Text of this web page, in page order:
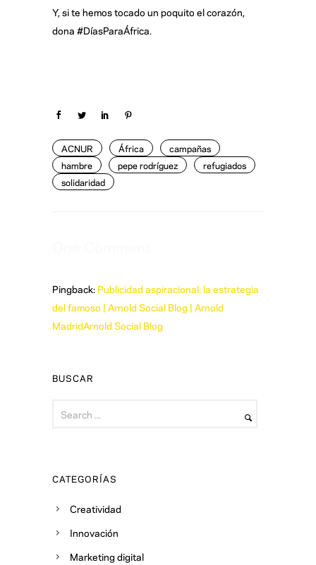
Y, si te hemos tocado un poquito el corazón,
dona #DíasParaÁfrica.
ACNUR África
campañas
hambre
pepe rodríguez
refugiados
solidaridad
Pingback: Publicidad aspiracional: la estrategia
del famoso | Arnold Social Blog | Arnold
MadridArnold Social Blog
BUSCAR
CATEGORÍAS
Creatividad
Innovación
Marketing digital